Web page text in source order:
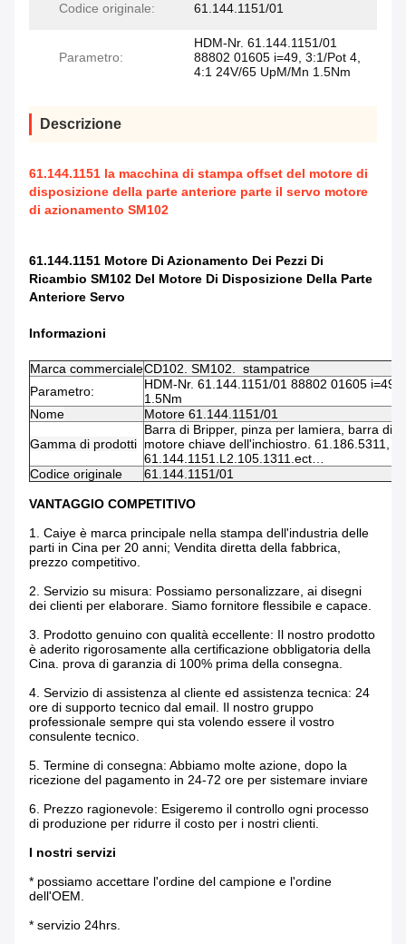
Codice originale: 61.144.1151/01
Parametro:
HDM-Nr. 61.144.1151/01
88802 01605 i=49, 3:1/Pot 4,
4:1 24V/65 UpM/Mn 1.5Nm
Descrizione
61.144.1151 la macchina di stampa offset del motore di
disposizione della parte anteriore parte il servo motore
di azionamento SM102
61.144.1151 Motore Di Azionamento Dei Pezzi Di
Ricambio SM102 Del Motore Di Disposizione Della Parte
Anteriore Servo
Informazioni
Marca commercialeCD102. SM102. stampatrice
Parametro:
HDM-Nr. 61.144.1151/01 88802 01605 i=49,
1.5Nm
Nome
Motore 61.144.1151/01
Gamma di prodotti
Barra di Bripper, pinza per lamiera, barra di
motore chiave dell'inchiostro. 61.186.5311,
61.144.1151.L2.105.1311.ect…
Codice originale
61.144.1151/01
VANTAGGIO COMPETITIVO
1. Caiye è marca principale nella stampa dell'industria delle
parti in Cina per 20 anni; Vendita diretta della fabbrica,
prezzo competitivo.
2. Servizio su misura: Possiamo personalizzare, ai disegni
dei clienti per elaborare. Siamo fornitore flessibile e capace.
3. Prodotto genuino con qualità eccellente: Il nostro prodotto
è aderito rigorosamente alla certificazione obbligatoria della
Cina. prova di garanzia di 100% prima della consegna.
4. Servizio di assistenza al cliente ed assistenza tecnica: 24
ore di supporto tecnico dal email. Il nostro gruppo
professionale sempre qui sta volendo essere il vostro
consulente tecnico.
5. Termine di consegna: Abbiamo molte azione, dopo la
ricezione del pagamento in 24-72 ore per sistemare inviare
6. Prezzo ragionevole: Esigeremo il controllo ogni processo
di produzione per ridurre il costo per i nostri clienti.
I nostri servizi
* possiamo accettare l'ordine del campione e l'ordine
dell'OEM.
* servizio 24hrs.